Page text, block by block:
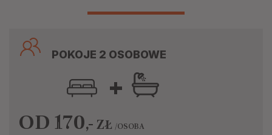
POKOJE 2 OSOBOWE
+
OD 170,- ZŁ /OSOBA